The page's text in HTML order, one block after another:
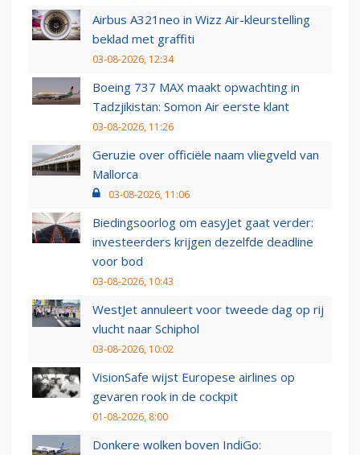
Airbus A321neo in Wizz Air-kleurstelling
beklad met graffiti
03-08-2026, 12:34
Boeing 737 MAX maakt opwachting in
Tadzjikistan: Somon Air eerste klant
03-08-2026, 11:26
Geruzie over officiële naam vliegveld van
Mallorca
03-08-2026, 11:06
Biedingsoorlog om easyJet gaat verder:
investeerders krijgen dezelfde deadline
voor bod
03-08-2026, 10:43
WestJet annuleert voor tweede dag op rij
vlucht naar Schiphol
03-08-2026, 10:02
VisionSafe wijst Europese airlines op
gevaren rook in de cockpit
01-08-2026, 8:00
Donkere wolken boven IndiGo: